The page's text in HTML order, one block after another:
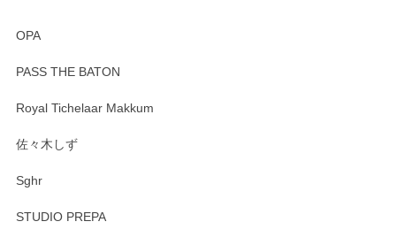
OPA
PASS THE BATON
Royal Tichelaar Makkum
佐々木しず
Sghr
STUDIO PREPA